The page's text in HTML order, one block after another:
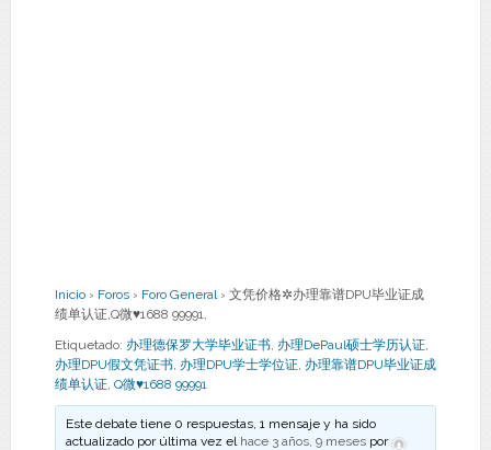
Inicio › Foros › Foro General › 文凭价格✲办理靠谱DPU毕业证成
绩单认证,Q微♥1688 99991,
Etiquetado: 办理德保罗大学毕业证书, 办理DePaul硕士学历认证,
办理DPU假文凭证书, 办理DPU学士学位证, 办理靠谱DPU毕业证成
绩单认证, Q微♥1688 99991
Este debate tiene 0 respuestas, 1 mensaje y ha sido
actualizado por última vez el hace 3 años, 9 meses por